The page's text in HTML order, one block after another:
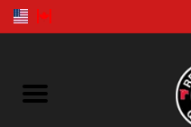
Accueil